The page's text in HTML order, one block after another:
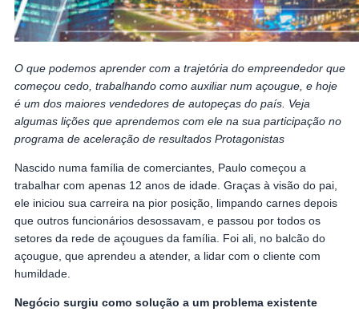
O que podemos aprender com a trajetória do empreendedor que
começou cedo, trabalhando como auxiliar num açougue, e hoje
é um dos maiores vendedores de autopeças do país. Veja
algumas lições que aprendemos com ele na sua participação no
programa de aceleração de resultados Protagonistas
Nascido numa família de comerciantes, Paulo começou a
trabalhar com apenas 12 anos de idade. Graças à visão do pai,
ele iniciou sua carreira na pior posição, limpando carnes depois
que outros funcionários desossavam, e passou por todos os
setores da rede de açougues da família. Foi ali, no balcão do
açougue, que aprendeu a atender, a lidar com o cliente com
humildade.
Negócio surgiu como solução a um problema existente